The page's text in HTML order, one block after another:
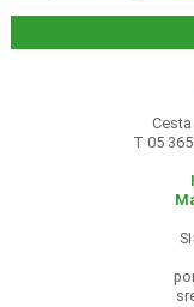
T 05